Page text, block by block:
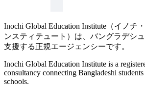
Inochi Global Education Institute（イノチ
ンスティテュート）は、バングラデシ
支援する正規エージェンシーです。
Inochi Global Education Institute is a
consultancy connecting Bangladeshi
schools.